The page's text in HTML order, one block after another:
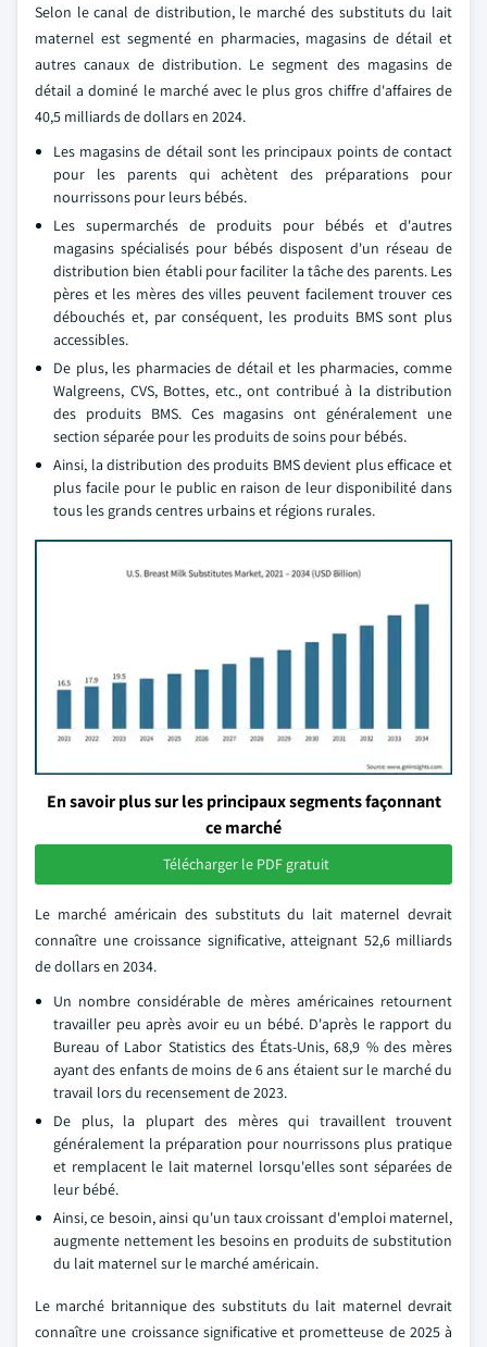
Selon le canal de distribution, le marché des substituts du lait
maternel est segmenté en pharmacies, magasins de détail et
autres canaux de distribution. Le segment des magasins de
détail a dominé le marché avec le plus gros chiffre d'affaires de
40,5 milliards de dollars en 2024.
Les magasins de détail sont les principaux points de contact
pour les parents qui achètent des préparations pour
nourrissons pour leurs bébés.
Les supermarchés de produits pour bébés et d'autres
magasins spécialisés pour bébés disposent d'un réseau de
distribution bien établi pour faciliter la tâche des parents. Les
pères et les mères des villes peuvent facilement trouver ces
débouchés et, par conséquent, les produits BMS sont plus
accessibles.
De plus, les pharmacies de détail et les pharmacies, comme
Walgreens, CVS, Bottes, etc., ont contribué à la distribution
des produits BMS. Ces magasins ont généralement une
section séparée pour les produits de soins pour bébés.
Ainsi, la distribution des produits BMS devient plus efficace et
plus facile pour le public en raison de leur disponibilité dans
tous les grands centres urbains et régions rurales.
En savoir plus sur les principaux segments façonnant
ce marché
Télécharger le PDF gratuit
Le marché américain des substituts du lait maternel devrait
connaître une croissance significative, atteignant 52,6 milliards
de dollars en 2034.
Un nombre considérable de mères américaines retournent
travailler peu après avoir eu un bébé. D'après le rapport du
Bureau of Labor Statistics des États-Unis, 68,9 % des mères
ayant des enfants de moins de 6 ans étaient sur le marché du
travail lors du recensement de 2023.
De plus, la plupart des mères qui travaillent trouvent
généralement la préparation pour nourrissons plus pratique
et remplacent le lait maternel lorsqu'elles sont séparées de
leur bébé.
Ainsi, ce besoin, ainsi qu'un taux croissant d'emploi maternel,
augmente nettement les besoins en produits de substitution
du lait maternel sur le marché américain.
Le marché britannique des substituts du lait maternel devrait
connaître une croissance significative et prometteuse de 2025 à